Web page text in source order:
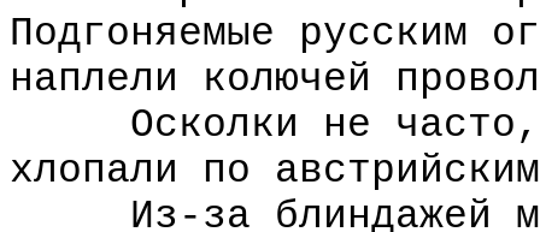
Подгоняемые русским
наплели колючей
Осколки не часто,
хлопали по
Из-за блиндажей